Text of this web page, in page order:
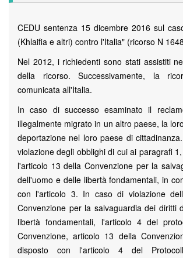
CEDU sentenza 15 dicembre 2016 sul
(Khlaifia e altri) contro l'Italia" (ricorso N
Nel 2012, i richiedenti sono stati assistiti
della ricorso. Successivamente, la
comunicata all'Italia.
In caso di successo esaminato il
illegalmente migrato in un altro paese, la
deportazione nel loro paese di
violazione degli obblighi di cui ai paragrafi
l'articolo 13 della Convenzione per la
dell'uomo e delle libertà fondamentali, in
con l'articolo 3. In caso di violazione
Convenzione per la salvaguardia dei diritti
libertà fondamentali, l'articolo 4 del
Convenzione, articolo 13 della
disposto con l'articolo 4 del